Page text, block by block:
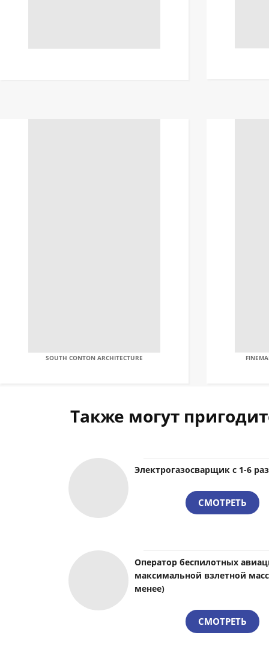
SOUTH CONTON ARCHITECTURE
Также могут
Электрогазосварщик с 1-6
СМОТРЕТЬ
Оператор беспилотных
максимальной взлетной
менее)
СМОТРЕТЬ